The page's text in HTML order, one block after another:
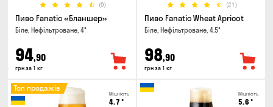
(8)
Пиво Fanatic «Бланшер»
Біле, Нефільтроване, 4°
94,90
грн за 1 кг
(21)
Пиво Fanatic Wheat Apricot
Біле, Нефільтроване, 4.5°
98,90
грн за 1 кг
Міцність
4.7 °
Топ продажів
Міцність
5.6 °